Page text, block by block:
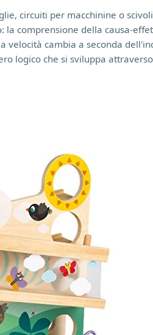
circuiti per macchinine o
la comprensione della causa-
velocità cambia a seconda
logico che si sviluppa